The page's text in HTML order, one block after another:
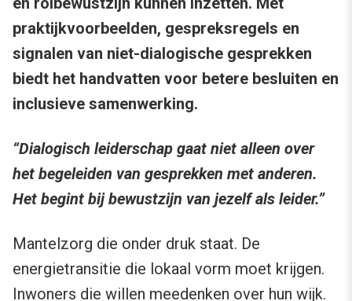
praktijkvoorbeelden, gespreksregels en
signalen van niet-dialogische gesprekken
biedt het handvatten voor betere besluiten en
inclusieve samenwerking.
“Dialogisch leiderschap gaat niet alleen over
het begeleiden van gesprekken met anderen.
Het begint bij bewustzijn van jezelf als leider.”
Mantelzorg die onder druk staat. De
energietransitie die lokaal vorm moet krijgen.
Inwoners die willen meedenken over hun wijk.